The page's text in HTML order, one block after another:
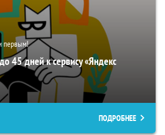
первым!
45 дней к сервису «Яндекс
ПОДРОБНЕЕ